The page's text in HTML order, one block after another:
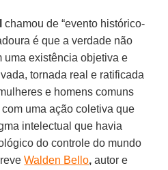
chamou de “evento histórico-
é que a verdade não
uma existência objetiva e
tornada real e ratificada
e homens comuns
uma ação coletiva que
intelectual que havia
do controle do mundo
Walden Bello, autor e